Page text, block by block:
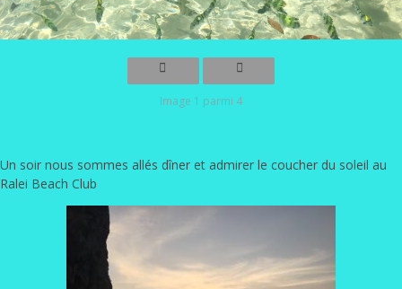
Image 1 parmi 4
Un soir nous sommes allés dîner et admirer le coucher du soleil au
Ralei Beach Club